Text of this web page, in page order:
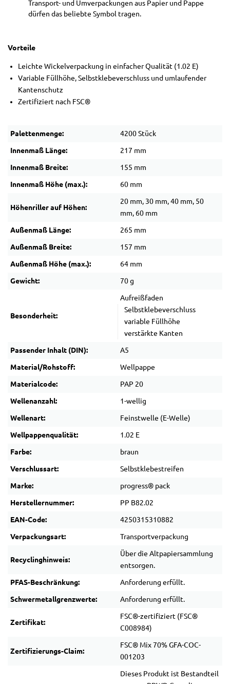
Transport- und Umverpackungen aus Papier und Pappe
dürfen das beliebte Symbol tragen.
Vorteile
Leichte Wickelverpackung in einfacher Qualität (1.02 E)
Variable Füllhöhe, Selbstklebeverschluss und umlaufender
Kantenschutz
Zertifiziert nach FSC®
Palettenmenge: 4200 Stück
Innenmaß Länge: 217 mm
Innenmaß Breite: 155 mm
Innenmaß Höhe (max.): 60 mm
Höhenriller auf Höhen:
20 mm, 30 mm, 40 mm, 50
mm, 60 mm
Außenmaß Länge: 265 mm
Außenmaß Breite: 157 mm
Außenmaß Höhe (max.): 64 mm
Gewicht: 70 g
Besonderheit:
Aufreißfaden
Selbstklebeverschluss
variable Füllhöhe
verstärkte Kanten
Passender Inhalt (DIN): A5
Material/Rohstoff: Wellpappe
Materialcode: PAP 20
Wellenanzahl: 1-wellig
Wellenart: Feinstwelle (E-Welle)
Wellpappenqualität: 1.02 E
Farbe: braun
Verschlussart: Selbstklebestreifen
Marke: progress® pack
Herstellernummer: PP B82.02
EAN-Code: 4250315310882
Verpackungsart: Transportverpackung
Recyclinghinweis:
Über die Altpapiersammlung
entsorgen.
PFAS-Beschränkung: Anforderung erfüllt.
Schwermetallgrenzwerte: Anforderung erfüllt.
Zertifikat:
FSC®-zertifiziert (FSC®
C008984)
Zertifizierungs-Claim:
FSC® Mix 70% GFA-COC-
001203
Dieses Produkt ist Bestandteil